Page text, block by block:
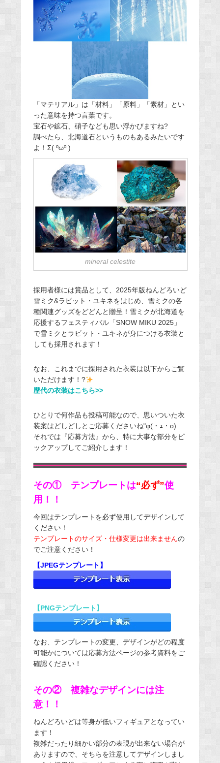
「マテリアル」は「材料」「原料」「素材」とい
った意味を持つ言葉です。
宝石や鉱石、硝子なども思い浮かびますね?
調べたら、北海道石というものもあるみたいです
よ！Σ( ºωº )
mineral celestite
採用者様には賞品として、2025年版ねんどろいど
雪ミク&ラビット・ユキネをはじめ、雪ミクの各
種関連グッズをどどんと贈呈！雪ミクが北海道を
応援するフェスティバル「SNOW MIKU 2025」
で雪ミクとラビット・ユキネが身につける衣装と
しても採用されます！
なお、これまでに採用された衣装は以下からご覧
いただけます！?
歴代の衣装はこちら>>
ひとりで何作品も投稿可能なので、思いついた衣
装案はどしどしとご応募くださいね"φ(・ｪ・o)
それでは『応募方法』から、特に大事な部分をピ
ックアップしてご紹介します！
その① テンプレートは“必ず”使
用！！
今回はテンプレートを必ず使用してデザインして
ください！
テンプレートのサイズ・仕様変更は出来ませんの
でご注意ください！
【JPEGテンプレート】
【PNGテンプレート】
なお、テンプレートの変更、デザインがどの程度
可能かについては応募方法ページの参考資料をご
確認ください！
その② 複雑なデザインには注
意！！
ねんどろいどは等身が低いフィギュアとなってい
ます！
複雑だったり細かい部分の表現が出来ない場合が
ありますので、そちらを注意してデザインしまし